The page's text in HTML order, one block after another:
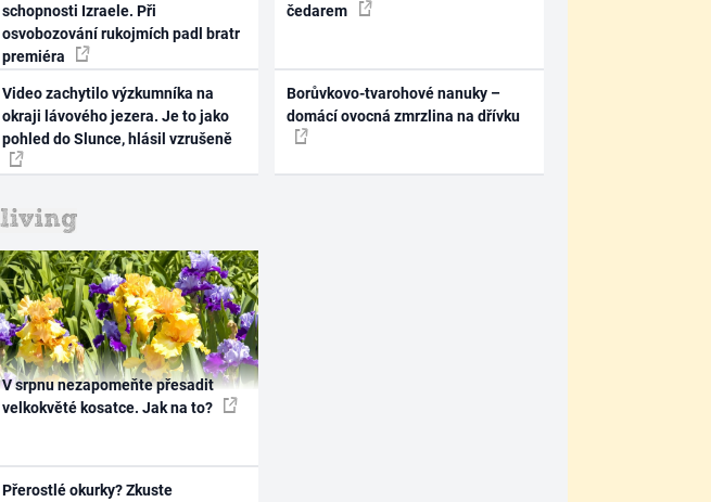
schopnosti Izraele. Při
osvobozování rukojmích padl bratr
premiéra
Video zachytilo výzkumníka na
okraji lávového jezera. Je to jako
pohled do Slunce, hlásil vzrušeně
čedarem
Borůvkovo-tvarohové nanuky –
domácí ovocná zmrzlina na dřívku
V srpnu nezapomeňte přesadit
velkokvěté kosatce. Jak na to?
Přerostlé okurky? Zkuste